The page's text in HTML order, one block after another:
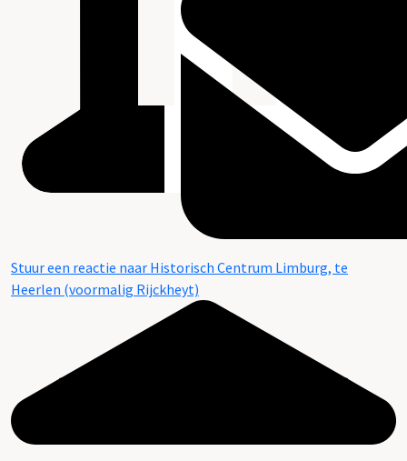
Stuur een reactie naar Historisch Centrum Limburg, te
Heerlen (voormalig Rijckheyt)